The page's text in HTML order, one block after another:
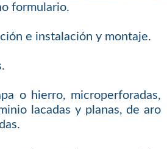
formulario.
e instalación y montaje.
o hierro, microperforadas,
lacadas y planas, de aro